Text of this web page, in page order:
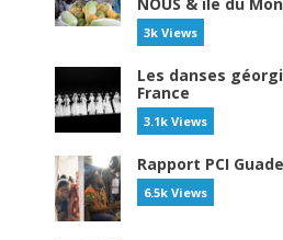
3k Views
Les danses
France
3.1k Views
Rapport PCI
6.5k Views